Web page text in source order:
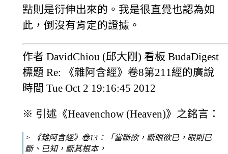
點則是衍伸出來的。我是很直覺也認為如
此，倒沒有肯定的證據。
作者 DavidChiou (邱大剛) 看板 BudaDigest
標題 Re: 《雜阿含經》卷8第211經的廣說
時間 Tue Oct 2 19:16:45 2012
※ 引述《Heavenchow (Heaven)》之銘言：
> 《雜阿含經》卷13：「當斷欲，斷眼欲已，眼則已
斷、已知，斷其根本，